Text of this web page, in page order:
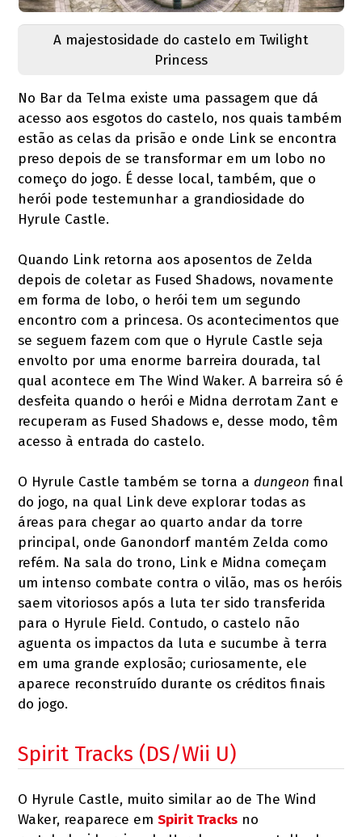
A majestosidade do castelo em Twilight
Princess
No Bar da Telma existe uma passagem que dá
acesso aos esgotos do castelo, nos quais também
estão as celas da prisão e onde Link se encontra
preso depois de se transformar em um lobo no
começo do jogo. É desse local, também, que o
herói pode testemunhar a grandiosidade do
Hyrule Castle.
Quando Link retorna aos aposentos de Zelda
depois de coletar as Fused Shadows, novamente
em forma de lobo, o herói tem um segundo
encontro com a princesa. Os acontecimentos que
se seguem fazem com que o Hyrule Castle seja
envolto por uma enorme barreira dourada, tal
qual acontece em The Wind Waker. A barreira só é
desfeita quando o herói e Midna derrotam Zant e
recuperam as Fused Shadows e, desse modo, têm
acesso à entrada do castelo.
O Hyrule Castle também se torna adungeon final
do jogo, na qual Link deve explorar todas as
áreas para chegar ao quarto andar da torre
principal, onde Ganondorf mantém Zelda como
refém. Na sala do trono, Link e Midna começam
um intenso combate contra o vilão, mas os heróis
saem vitoriosos após a luta ter sido transferida
para o Hyrule Field. Contudo, o castelo não
aguenta os impactos da luta e sucumbe à terra
em uma grande explosão; curiosamente, ele
aparece reconstruído durante os créditos finais
do jogo.
Spirit Tracks (DS/Wii U)
O Hyrule Castle, muito similar ao de The Wind
Waker, reaparece emSpirit Tracks no